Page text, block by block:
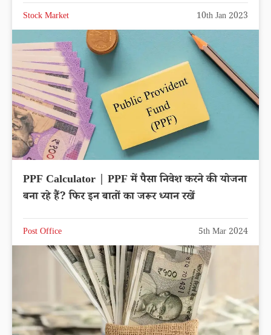
Stock Market 10th Jan 2023
PPF Calculator | PPF में पैसा निवेश करने की योजना
बना रहे हैं? फिर इन बातों का जरूर ध्यान रखें
Post Office 5th Mar 2024